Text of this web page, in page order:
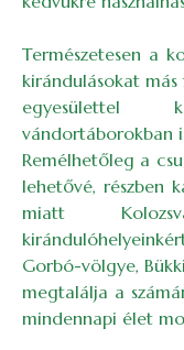
Természetesen a
kirándulásokat más
egyesülettel
vándortáborokban
Remélhetőleg a
lehetővé, részben
miatt
Gorbó-völgye,
megtalálja a
mindennapi élet